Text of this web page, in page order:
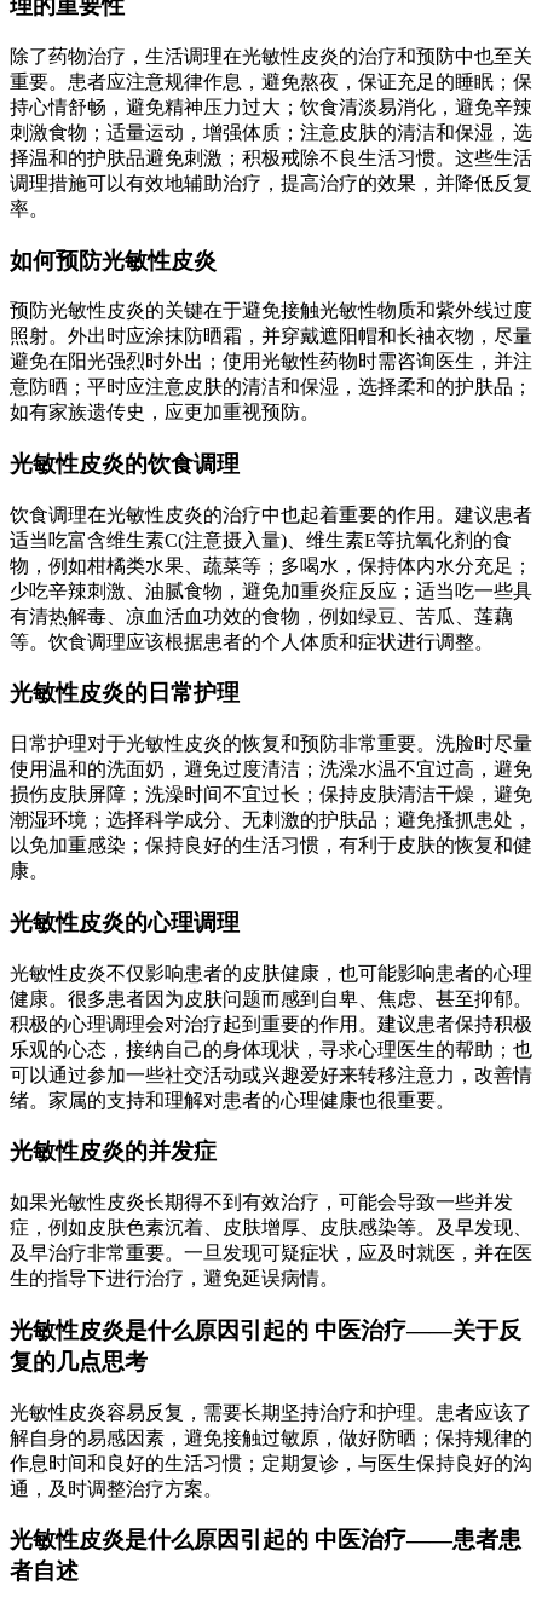
理的重要性
除了药物治疗，生活调理在光敏性皮炎的治疗和预防中也至关
重要。患者应注意规律作息，避免熬夜，保证充足的睡眠；保
持心情舒畅，避免精神压力过大；饮食清淡易消化，避免辛辣
刺激食物；适量运动，增强体质；注意皮肤的清洁和保湿，选
择温和的护肤品避免刺激；积极戒除不良生活习惯。这些生活
调理措施可以有效地辅助治疗，提高治疗的效果，并降低反复
率。
如何预防光敏性皮炎
预防光敏性皮炎的关键在于避免接触光敏性物质和紫外线过度
照射。外出时应涂抹防晒霜，并穿戴遮阳帽和长袖衣物，尽量
避免在阳光强烈时外出；使用光敏性药物时需咨询医生，并注
意防晒；平时应注意皮肤的清洁和保湿，选择柔和的护肤品；
如有家族遗传史，应更加重视预防。
光敏性皮炎的饮食调理
饮食调理在光敏性皮炎的治疗中也起着重要的作用。建议患者
适当吃富含维生素C(注意摄入量)、维生素E等抗氧化剂的食
物，例如柑橘类水果、蔬菜等；多喝水，保持体内水分充足；
少吃辛辣刺激、油腻食物，避免加重炎症反应；适当吃一些具
有清热解毒、凉血活血功效的食物，例如绿豆、苦瓜、莲藕
等。饮食调理应该根据患者的个人体质和症状进行调整。
光敏性皮炎的日常护理
日常护理对于光敏性皮炎的恢复和预防非常重要。洗脸时尽量
使用温和的洗面奶，避免过度清洁；洗澡水温不宜过高，避免
损伤皮肤屏障；洗澡时间不宜过长；保持皮肤清洁干燥，避免
潮湿环境；选择科学成分、无刺激的护肤品；避免搔抓患处，
以免加重感染；保持良好的生活习惯，有利于皮肤的恢复和健
康。
光敏性皮炎的心理调理
光敏性皮炎不仅影响患者的皮肤健康，也可能影响患者的心理
健康。很多患者因为皮肤问题而感到自卑、焦虑、甚至抑郁。
积极的心理调理会对治疗起到重要的作用。建议患者保持积极
乐观的心态，接纳自己的身体现状，寻求心理医生的帮助；也
可以通过参加一些社交活动或兴趣爱好来转移注意力，改善情
绪。家属的支持和理解对患者的心理健康也很重要。
光敏性皮炎的并发症
如果光敏性皮炎长期得不到有效治疗，可能会导致一些并发
症，例如皮肤色素沉着、皮肤增厚、皮肤感染等。及早发现、
及早治疗非常重要。一旦发现可疑症状，应及时就医，并在医
生的指导下进行治疗，避免延误病情。
光敏性皮炎是什么原因引起的 中医治疗——关于反
复的几点思考
光敏性皮炎容易反复，需要长期坚持治疗和护理。患者应该了
解自身的易感因素，避免接触过敏原，做好防晒；保持规律的
作息时间和良好的生活习惯；定期复诊，与医生保持良好的沟
通，及时调整治疗方案。
光敏性皮炎是什么原因引起的 中医治疗——患者患
者自述